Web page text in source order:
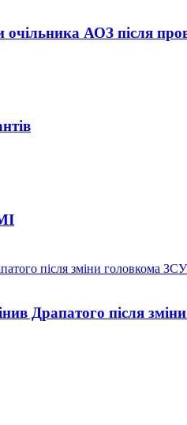
АОЗ після
Драпатого після